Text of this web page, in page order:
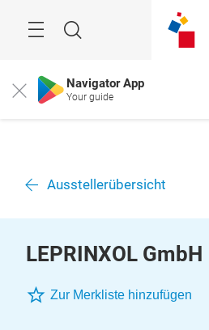
Suche
Close Navigator App
Your guide
Ausstellerübersicht
LEPRINXOL GmbH
Zur Merkliste hinzufügen